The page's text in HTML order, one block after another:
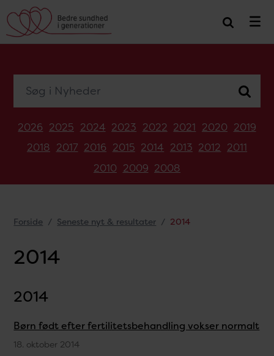
2026 2025 2024 2023 2022 2021 2020 2019
2018 2017 2016 2015 2014 2013 2012 2011
2010 2009 2008
Forside Seneste nyt & resultater 2014
2014
2014
Børn født efter fertilitetsbehandling vokser normalt
18. oktober 2014